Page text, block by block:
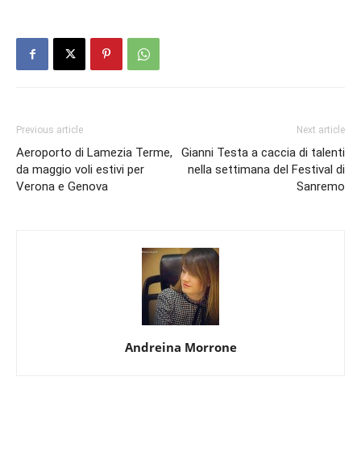
Previous article
Aeroporto di Lamezia Terme,
da maggio voli estivi per
Verona e Genova
Next article
Gianni Testa a caccia di talenti
nella settimana del Festival di
Sanremo
Andreina Morrone